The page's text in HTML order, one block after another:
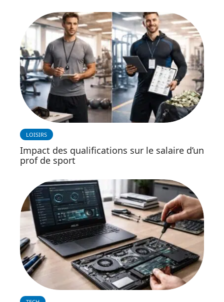
LOISIRS
Impact des qualifications sur le salaire d’un
prof de sport